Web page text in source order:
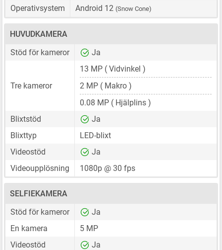
Operativsystem
Android 12 (Snow Cone)
HUVUDKAMERA
Stöd för kameror
Ja
Tre kameror
13 MP ( Vidvinkel )
2 MP ( Makro )
0.08 MP ( Hjälplins )
Blixtstöd
Ja
Blixttyp
LED-blixt
Videostöd
Ja
Videoupplösning
1080p @ 30 fps
SELFIEKAMERA
Stöd för kameror
Ja
En kamera
5 MP
Videostöd
Ja